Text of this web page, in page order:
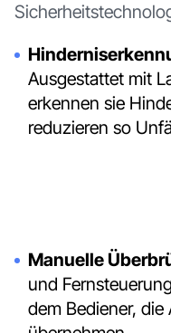
Ausgestattet mit
erkennen sie
reduzieren so
Manuelle
und
dem Bediener,